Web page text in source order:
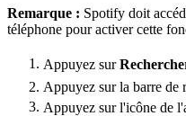
Remarque : Spotify doit
téléphone pour activer cette
Appuyez sur
Appuyez sur la barre de
Appuyez sur l'icône de